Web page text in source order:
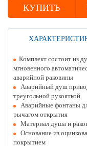
КУПИТЬ
Комплект состоит из
мгновенного
аварийной раковины
Аварийный душ
треугольной рукояткой
Аварийные фонтаны
рычагом открытия
Материал душа и
Основание из
покрытием